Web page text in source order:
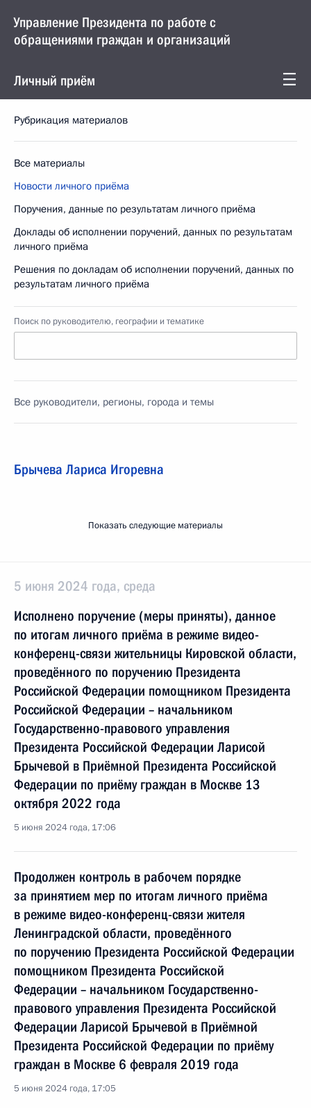
Управление Президента по работе с
обращениями граждан и организаций
Личный приём
Рубрикация материалов
Все материалы
Новости личного приёма
Поручения, данные по результатам личного приёма
Доклады об исполнении поручений, данных по результатам
личного приёма
Решения по докладам об исполнении поручений, данных по
результатам личного приёма
Поиск по руководителю, географии и тематике
Все руководители, регионы, города и темы
Брычева Лариса Игоревна
Показать следующие материалы
5 июня 2024 года, среда
Исполнено поручение (меры приняты), данное
по итогам личного приёма в режиме видео-
конференц-связи жительницы Кировской области,
проведённого по поручению Президента
Российской Федерации помощником Президента
Российской Федерации – начальником
Государственно-правового управления
Президента Российской Федерации Ларисой
Брычевой в Приёмной Президента Российской
Федерации по приёму граждан в Москве 13
октября 2022 года
5 июня 2024 года, 17:06
Продолжен контроль в рабочем порядке
за принятием мер по итогам личного приёма
в режиме видео-конференц-связи жителя
Ленинградской области, проведённого
по поручению Президента Российской Федерации
помощником Президента Российской
Федерации – начальником Государственно-
правового управления Президента Российской
Федерации Ларисой Брычевой в Приёмной
Президента Российской Федерации по приёму
граждан в Москве 6 февраля 2019 года
5 июня 2024 года, 17:05